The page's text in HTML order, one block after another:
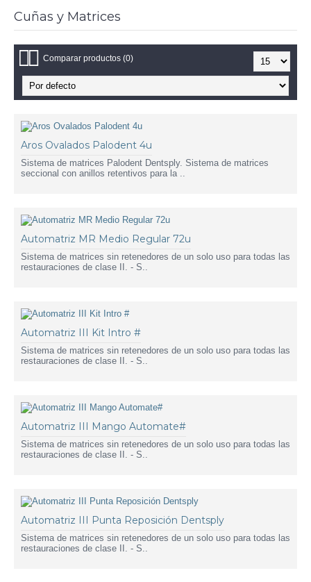
Cuñas y Matrices
Comparar productos (0)
Aros Ovalados Palodent 4u
Sistema de matrices Palodent Dentsply. Sistema de matrices
seccional con anillos retentivos para la ..
Automatriz MR Medio Regular 72u
Sistema de matrices sin retenedores de un solo uso para todas las
restauraciones de clase II. - S..
Automatriz III Kit Intro #
Sistema de matrices sin retenedores de un solo uso para todas las
restauraciones de clase II. - S..
Automatriz III Mango Automate#
Sistema de matrices sin retenedores de un solo uso para todas las
restauraciones de clase II. - S..
Automatriz III Punta Reposición Dentsply
Sistema de matrices sin retenedores de un solo uso para todas las
restauraciones de clase II. - S..